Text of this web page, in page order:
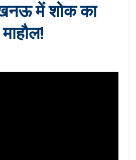
में शोक का
माहौल!